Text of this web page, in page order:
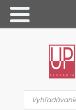
Products
search